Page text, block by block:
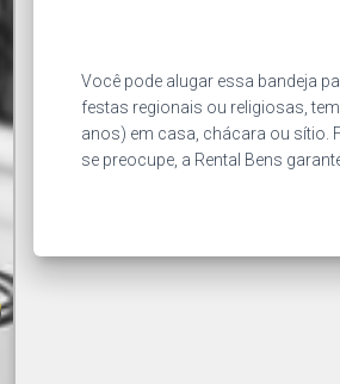
Você pode alugar essa bandeja
festas regionais ou religiosas,
anos) em casa, chácara ou sítio.
se preocupe, a Rental Bens